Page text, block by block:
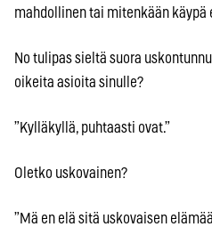
mahdollinen tai mitenkään käypä
No tulipas sieltä suora
oikeita asioita sinulle?
”Kylläkyllä, puhtaasti ovat.”
Oletko uskovainen?
”Mä en elä sitä uskovaisen